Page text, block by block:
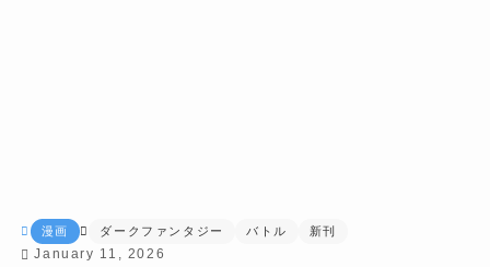
漫画 ダークファンタジー バトル 新刊
January 11, 2026